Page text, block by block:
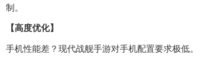
制。
【高度优化】
手机性能差？现代战舰手游对手机配置要求极低。